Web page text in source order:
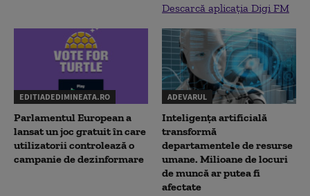
Descarcă aplicația Digi FM
EDITIADEDIMINEATA.RO
Parlamentul European a
lansat un joc gratuit în care
utilizatorii controlează o
campanie de dezinformare
ADEVARUL
Inteligența artificială
transformă
departamentele de resurse
umane. Milioane de locuri
de muncă ar putea fi
afectate